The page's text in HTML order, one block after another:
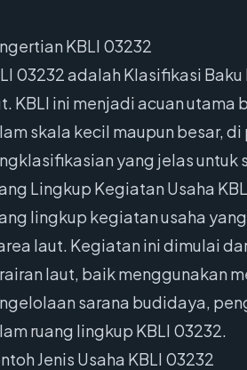
KBLI 03232
03232 adalah Klasifikasi
KBLI ini menjadi acuan
skala kecil maupun besar,
yang jelas untuk
Lingkup Kegiatan Usaha
lingkup kegiatan usaha
laut. Kegiatan ini dimulai
laut, baik menggunakan
sarana budidaya,
ruang lingkup KBLI 03232.
Jenis Usaha KBLI 03232